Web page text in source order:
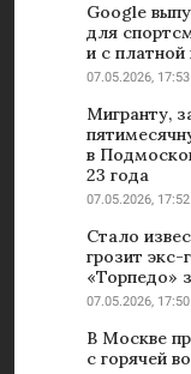
Google
для
и с
07.05.2026, 17:53
Мигранту,
в
23 года
07.05.2026, 17:52
Стало
грозит экс-
«Торпедо»
07.05.2026, 17:50
В Москве
с горячей